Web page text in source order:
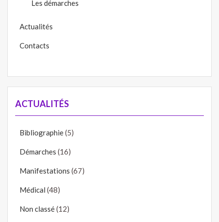
Les démarches
Actualités
Contacts
ACTUALITÉS
Bibliographie(5)
Démarches (16)
Manifestations (67)
Médical (48)
Non classé(12)